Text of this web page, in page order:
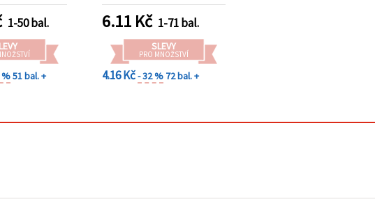
1-50 bal.
%51 bal. +
6.11 Kč 1-71 bal.
SLEVY
PRO MNOŽSTVÍ
4.16 Kč- 32 % 72 bal. +